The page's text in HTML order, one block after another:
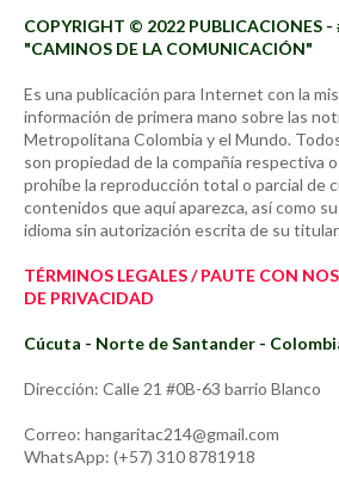
COPYRIGHT © 2022 PUBLICACIONES -
"CAMINOS DE LA COMUNICACIÓN"
Es una publicación para Internet con la
información de primera mano sobre las
Metropolitana Colombia y el Mundo.
son propiedad de la compañía respectiva
prohíbe la reproducción total o parcial de
contenidos que aquí aparezca, así como
idioma sin autorización escrita de su titular.
TÉRMINOS LEGALES / PAUTE CON
DE PRIVACIDAD
Cúcuta - Norte de Santander -
Dirección: Calle 21 #0B-63 barrio Blanco
Correo: hangaritac214@gmail.com
WhatsApp: (+57) 310 8781918